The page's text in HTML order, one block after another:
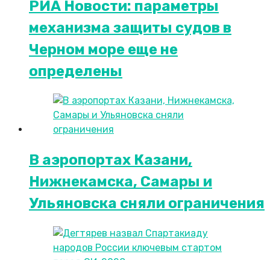
РИА Новости: параметры
механизма защиты судов в
Черном море еще не
определены
В аэропортах Казани,
Нижнекамска, Самары и
Ульяновска сняли ограничения